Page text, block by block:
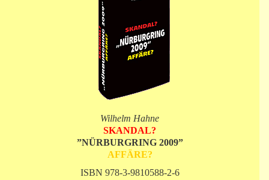
Wilhelm Hahne
SKANDAL?
”NÜRBURGRING 2009”
AFFÄRE?
ISBN 978-3-9810588-2-6